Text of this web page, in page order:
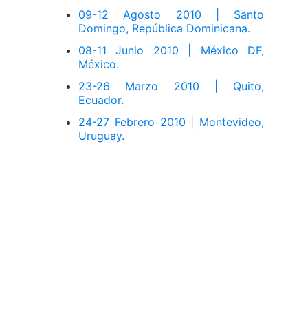
09-12 Agosto 2010 | Santo
Domingo, República Dominicana.
08-11 Junio 2010 | México DF,
México.
23-26 Marzo 2010 | Quito,
Ecuador.
24-27 Febrero 2010 | Montevideo,
Uruguay.